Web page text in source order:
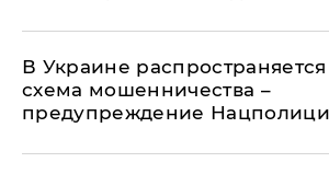
В Украине
схема мошенничества –
предупреждение